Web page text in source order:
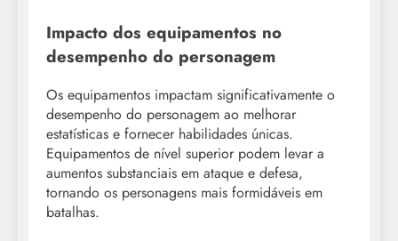
Impacto dos equipamentos no
desempenho do personagem
Os equipamentos impactam significativamente o
desempenho do personagem ao melhorar
estatísticas e fornecer habilidades únicas.
Equipamentos de nível superior podem levar a
aumentos substanciais em ataque e defesa,
tornando os personagens mais formidáveis em
batalhas.